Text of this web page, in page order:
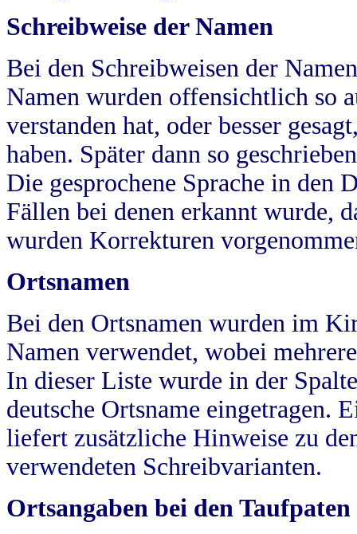
Schreibweise der Namen
Bei den Schreibweisen der
Namen wurden offensichtlich so
verstanden hat, oder besser
haben. Später dann so
Die gesprochene Sprache in
Fällen bei denen erkannt wurde,
wurden Korrekturen
Ortsnamen
Bei den Ortsnamen wurden im
Namen verwendet, wobei
In dieser Liste wurde in der
deutsche Ortsname eingetragen.
liefert zusätzliche Hinweise zu
verwendeten Schreibvarianten.
Ortsangaben bei den Taufpaten